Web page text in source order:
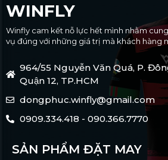
WINFLY
Winfly cam kết nỗ lực hết mình nhằm
vụ đúng với những giá trị mà khách hàng
964/55 Nguyễn Văn Quá, P.
Quận 12, TP.HCM
dongphuc.winfly@gmail.com
0909.334.418 - 090.366.7770
SẢN PHẨM ĐẶT MAY